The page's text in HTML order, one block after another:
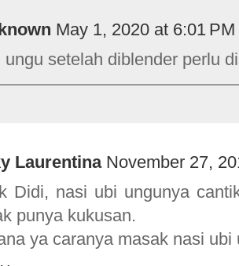
May 1, 2020 at 6:01 PM
ungu setelah diblender perlu
Laurentina November 27,
Didi, nasi ubi ungunya
punya kukusan.
ya caranya masak nasi